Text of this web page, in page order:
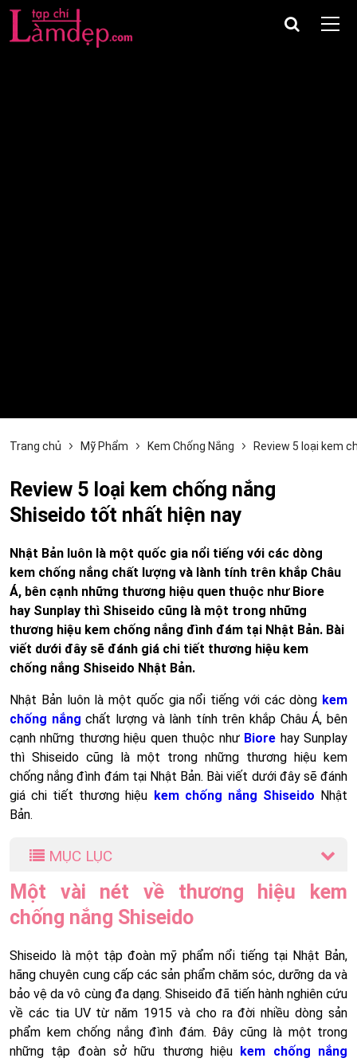
Trang chủ Mỹ Phẩm Kem Chống Nắng Review 5 loại kem
Review 5 loại kem chống nắng
Shiseido tốt nhất hiện nay
Nhật Bản luôn là một quốc gia nổi tiếng với các dòng
kem chống nắng chất lượng và lành tính trên khắp Châu
Á, bên cạnh những thương hiệu quen thuộc như Biore
hay Sunplay thì Shiseido cũng là một trong những
thương hiệu kem chống nắng đình đám tại Nhật Bản. Bài
viết dưới đây sẽ đánh giá chi tiết thương hiệu kem
chống nắng Shiseido Nhật Bản.
Nhật Bản luôn là một quốc gia nổi tiếng với các dòng kem
chống nắng chất lượng và lành tính trên khắp Châu Á, bên
cạnh những thương hiệu quen thuộc như Biore hay Sunplay
thì Shiseido cũng là một trong những thương hiệu kem
chống nắng đình đám tại Nhật Bản. Bài viết dưới đây sẽ đánh
giá chi tiết thương hiệu kem chống nắng Shiseido Nhật
Bản.
MỤC LỤC
Một vài nét về thương hiệu kem
chống nắng Shiseido
Shiseido là một tập đoàn mỹ phẩm nổi tiếng tại Nhật Bản,
hãng chuyên cung cấp các sản phẩm chăm sóc, dưỡng da và
bảo vệ da vô cùng đa dạng. Shiseido đã tiến hành nghiên cứu
về các tia UV từ năm 1915 và cho ra đời nhiều dòng sản
phẩm kem chống nắng đình đám. Đây cũng là một trong
những tập đoàn sở hữu thương hiệu kem chống nắng